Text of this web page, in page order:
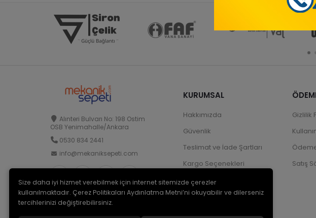
Alınteri Bulvarı No: 198 Ostim
OSB Yenimahalle/Ankara
0530 834 2441
info@mekaniksepeti.com
KURUMSAL
Hakkımızda
Güvenlik
Teslimat ve İade Şartları
Kargo Seçenekleri
Gizlilik
Satış
Size daha iyi hizmet verebilmek için internet sitemizde çerezler
kullanılmaktadır. Çerez Politikaları Aydınlatma Metni’ni okuyabilir ve dilerseniz
tercihlerinizi değiştirebilirsiniz.